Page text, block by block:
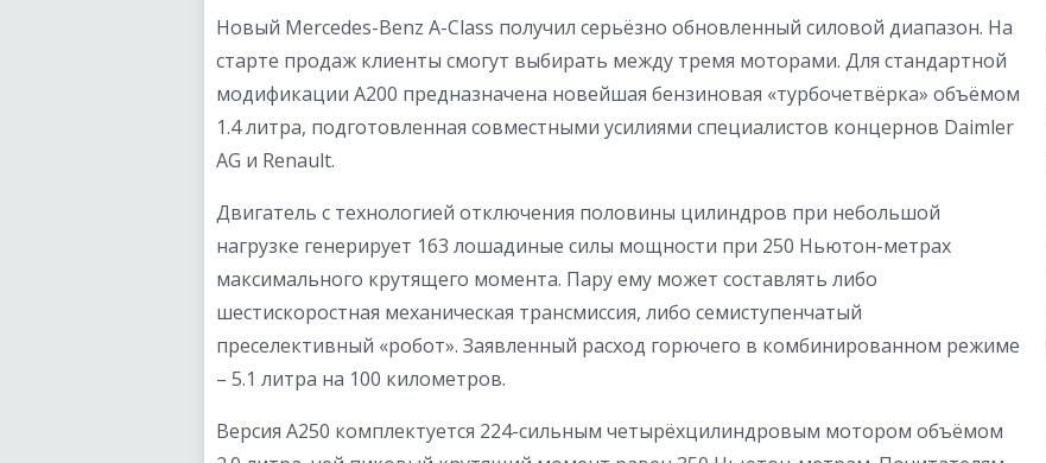
Новый Mercedes-Benz A-Class получил серьёзно обновленный силовой диапазон. На
старте продаж клиенты смогут выбирать между тремя моторами. Для стандартной
модификации A200 предназначена новейшая бензиновая «турбочетвёрка» объёмом
1.4 литра, подготовленная совместными усилиями специалистов концернов Daimler
AG и Renault.
Двигатель с технологией отключения половины цилиндров при небольшой
нагрузке генерирует 163 лошадиные силы мощности при 250 Ньютон-метрах
максимального крутящего момента. Пару ему может составлять либо
шестискоростная механическая трансмиссия, либо семиступенчатый
преселективный «робот». Заявленный расход горючего в комбинированном режиме
– 5.1 литра на 100 километров.
Версия A250 комплектуется 224-сильным четырёхцилиндровым мотором объёмом